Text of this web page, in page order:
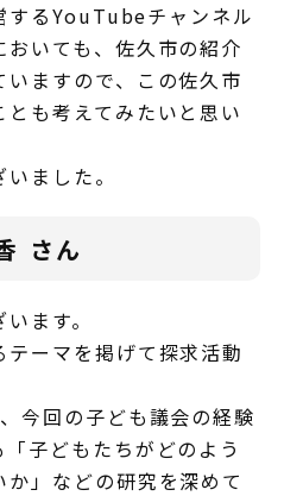
るYouTubeチャンネル
おいても、佐久市の紹介
ますので、この佐久市
も考えてみたいと思い
ました。
さん
ます。
ーマを掲げて探求活動
今回の子ども議会の経験
子どもたちがどのよう
」などの研究を深めて